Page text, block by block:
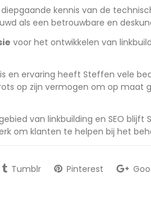
kennis van de
als een betrouwbare en
voor het ontwikkelen van
en ervaring heeft Steffen vele
op zijn vermogen om op
van linkbuilding en SEO
om klanten te helpen bij het
Tumblr Pinterest